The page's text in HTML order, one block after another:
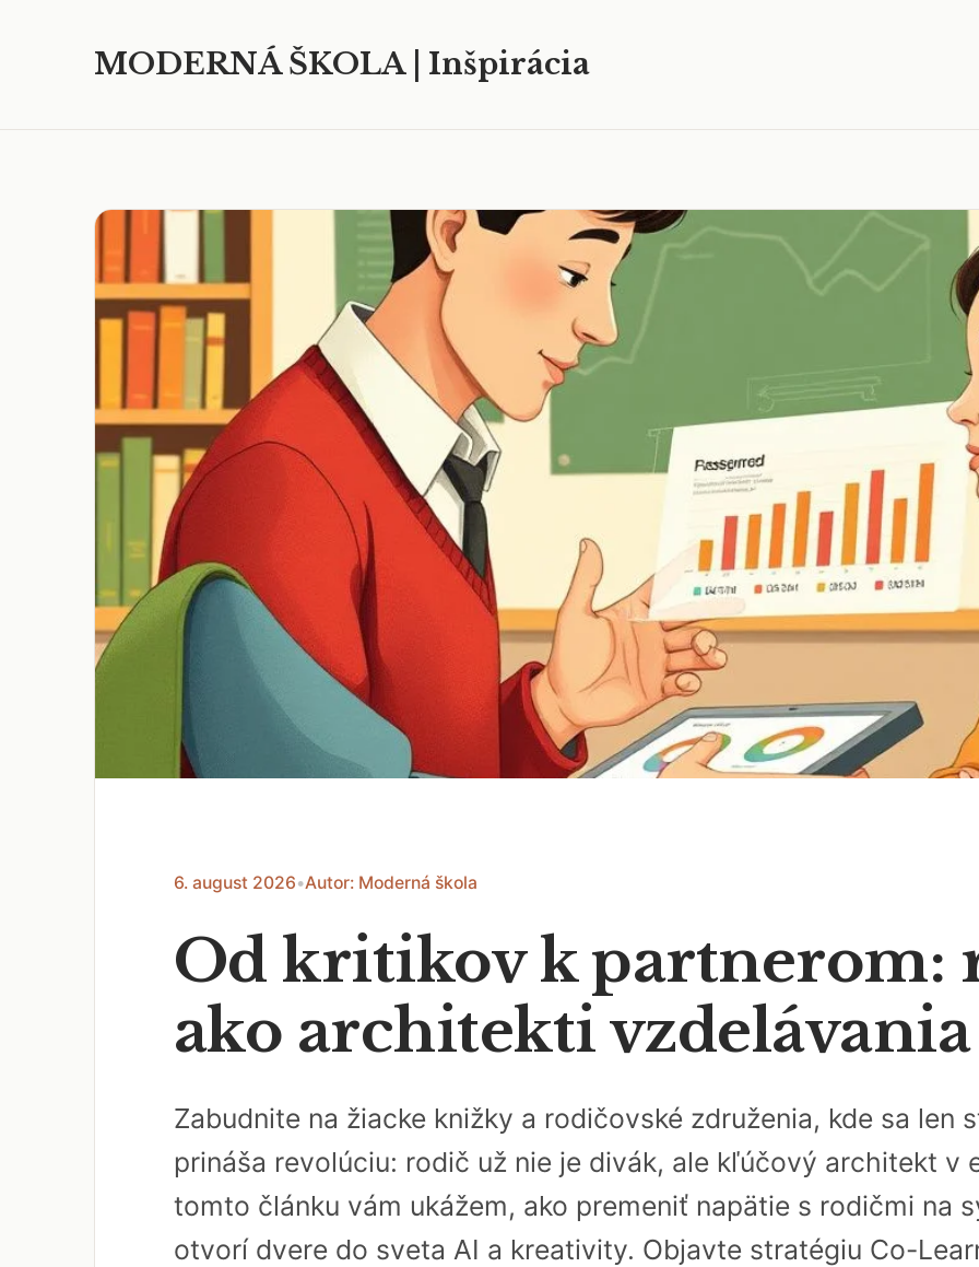
MODERNÁ ŠKOLA | Inšpirácia
6. august 2026•Autor: Moderná škola
Od kritikov k partnerom:
ako architekti
Zabudnite na žiacke knižky a rodičovské združenia, kde sa len
prináša revolúciu: rodič už nie je divák, ale kľúčový architekt v
tomto článku vám ukážem, ako premeniť napätie s rodičmi na
otvorí dvere do sveta AI a kreativity. Objavte stratégiu Co-